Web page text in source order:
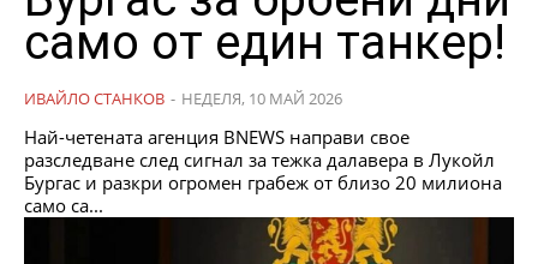
само от един танкер!
ИВАЙЛО СТАНКОВ - НЕДЕЛЯ, 10 МАЙ 2026
Най-четената агенция BNEWS направи свое
разследване след сигнал за тежка далавера в Лукойл
Бургас и разкри огромен грабеж от близо 20 милиона
само са...